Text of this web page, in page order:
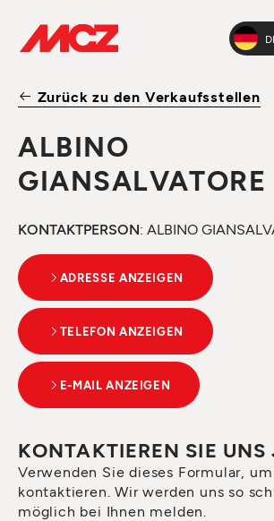
Zurück zu den Verkaufsstellen
ALBINO
GIANSALVATORE
KONTAKTPERSON: ALBINO
ADRESSE ANZEIGEN
TELEFON ANZEIGEN
E-MAIL ANZEIGEN
KONTAKTIEREN SIE UNS
Verwenden Sie dieses Formular,
kontaktieren. Wir werden uns so
möglich bei Ihnen melden.